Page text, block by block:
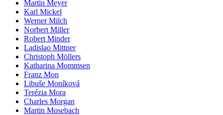
Martin Meyer
Karl Mickel
Werner Milch
Norbert Miller
Robert Minder
Ladislao Mittner
Christoph Möllers
Katharina Mommsen
Franz Mon
Libuše Moníková
Terézia Mora
Charles Morgan
Martin Mosebach